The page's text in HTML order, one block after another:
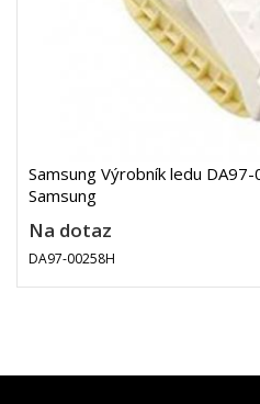
Samsung Výrobník ledu
Samsung
Na dotaz
DA97-00258H